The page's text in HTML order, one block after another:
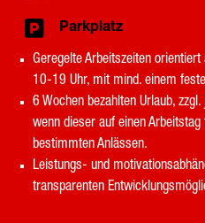
Parkplatz
Geregelte Arbeitszeiten
10-19 Uhr, mit mind. einem
6 Wochen bezahlten Urlaub,
wenn dieser auf einen
bestimmten Anlässen.
Leistungs- und
transparenten